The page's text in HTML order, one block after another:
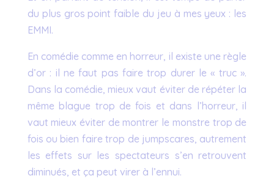
du plus gros point faible du jeu à mes yeux : les
EMMI.
En comédie comme en horreur, il existe une règle
d’or : il ne faut pas faire trop durer le « truc ».
Dans la comédie, mieux vaut éviter de répéter la
même blague trop de fois et dans l’horreur, il
vaut mieux éviter de montrer le monstre trop de
fois ou bien faire trop de jumpscares, autrement
les effets sur les spectateurs s’en retrouvent
diminués, et ça peut virer à l’ennui.